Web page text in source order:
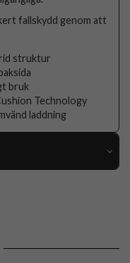
fallskydd genom att
struktur
bruk
Technology
laddning
laddning-kompatibel